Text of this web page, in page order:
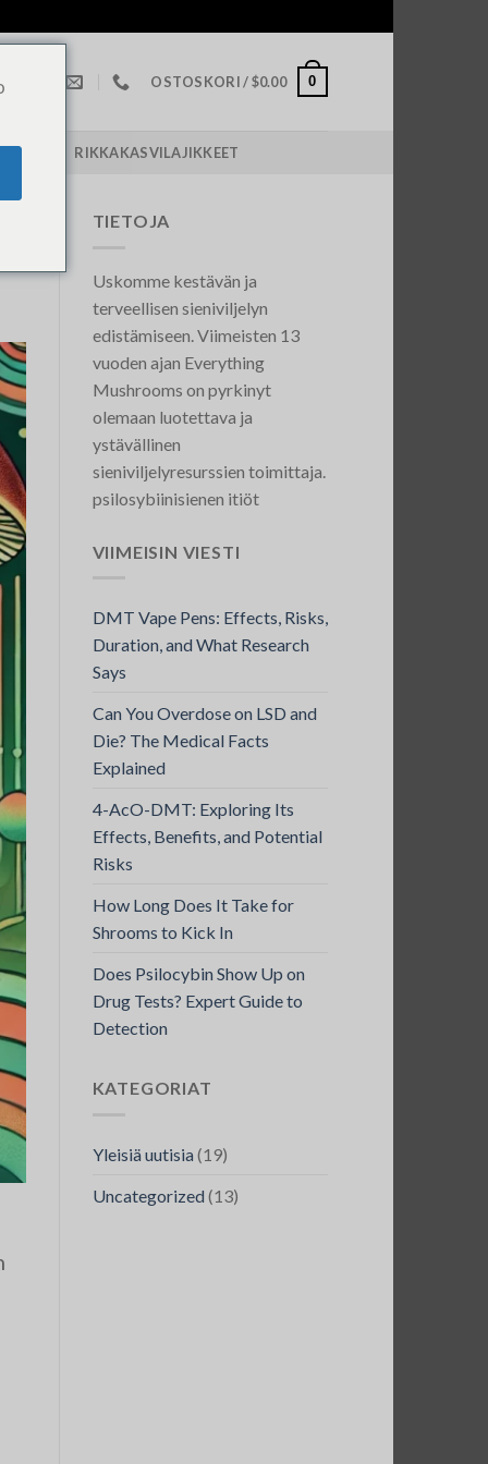
OSTOSKORI /$0.00 0
RIKKAKASVILAJIKKEET
TIETOJA
Uskomme kestävän ja
terveellisen sieniviljelyn
edistämiseen. Viimeisten 13
vuoden ajan Everything
Mushrooms on pyrkinyt
olemaan luotettava ja
ystävällinen
sieniviljelyresurssien toimittaja.
psilosybiinisienen itiöt
VIIMEISIN VIESTI
DMT Vape Pens: Effects, Risks,
Duration, and What Research
Says
Can You Overdose on LSD and
Die? The Medical Facts
Explained
4-AcO-DMT: Exploring Its
Effects, Benefits, and Potential
Risks
How Long Does It Take for
Shrooms to Kick In
Does Psilocybin Show Up on
Drug Tests? Expert Guide to
Detection
KATEGORIAT
Yleisiä uutisia (19)
Uncategorized (13)